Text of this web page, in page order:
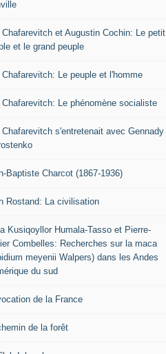
Chafarevitch et Augustin Cochin: Le petit
et le grand peuple
Chafarevitch: Le peuple et l'homme
Chafarevitch: Le phénomène socialiste
Chafarevitch s'entretenait avec Gennady
Baptiste Charcot (1867-1936)
Rostand: La civilisation
Kusiqoyllor Humala-Tasso et Pierre-
Combelles: Recherches sur la maca
meyenii Walpers) dans les Andes
du sud
de la France
de la forêt